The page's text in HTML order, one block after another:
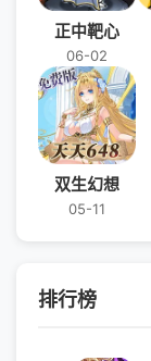
正中靶心
06-02
双生幻想
05-11
排行榜